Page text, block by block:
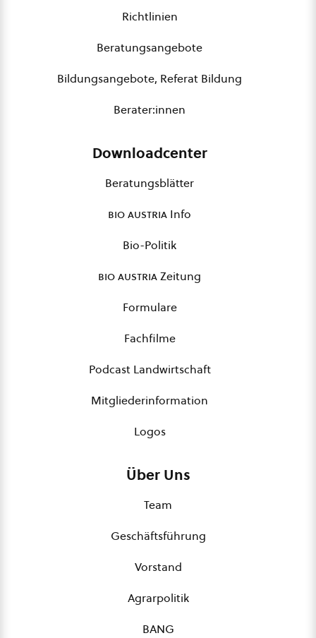
Richtlinien
Beratungsangebote
Bildungsangebote, Referat Bildung
Berater:innen
Downloadcenter
Beratungsblätter
bio austria Info
Bio-Politik
bio austriaZeitung
Formulare
Fachfilme
Podcast Landwirtschaft
Mitgliederinformation
Logos
Über Uns
Team
Geschäftsführung
Vorstand
Agrarpolitik
BANG